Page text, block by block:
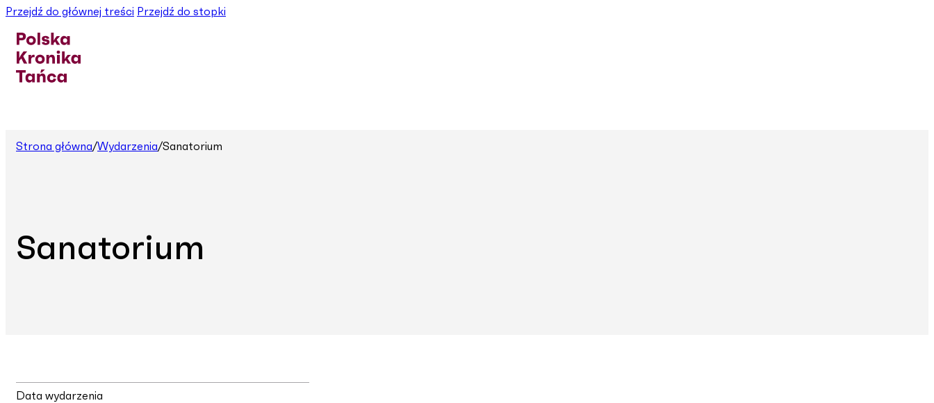
Przejdź do głównej treści Przejdź do stopki
Strona główna/Wydarzenia/Sanatorium
Sanatorium
Data wydarzenia